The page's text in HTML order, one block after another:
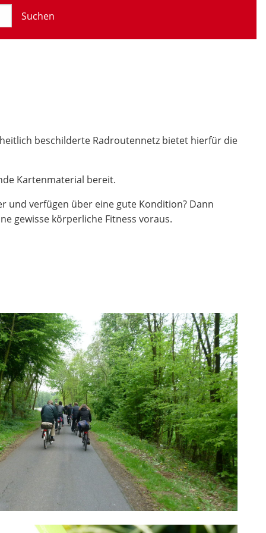
Suchen
beschilderte Radroutennetz bietet hierfür die
Kartenmaterial bereit.
und verfügen über eine gute Kondition? Dann
gewisse körperliche Fitness voraus.